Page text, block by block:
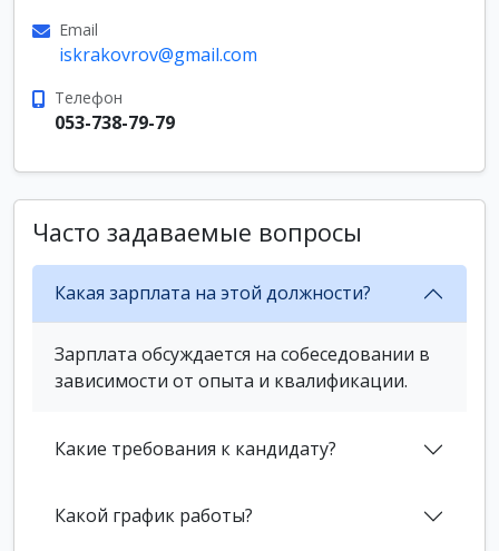
Email
iskrakovrov@gmail.com
Телефон
053-738-79-79
Часто задаваемые вопросы
Какая зарплата на этой должности?
Зарплата обсуждается на собеседовании в
зависимости от опыта и квалификации.
Какие требования к кандидату?
Какой график работы?